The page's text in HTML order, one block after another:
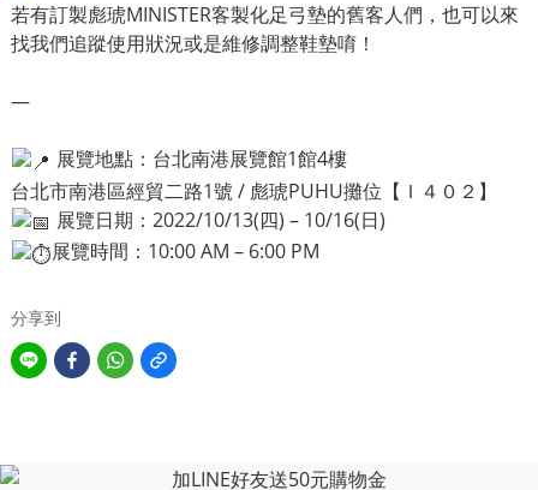
若有訂製彪琥MINISTER客製化足弓墊的舊客人們，也可以來
找我們追蹤使用狀況或是維修調整鞋墊唷！
—
展覽地點：台北南港展覽館1館4樓
台北市南港區經貿二路1號 / 彪琥PUHU攤位【Ｉ４０２】
展覽日期：2022/10/13(四) – 10/16(日)
展覽時間：10:00 AM – 6:00 PM
分享到